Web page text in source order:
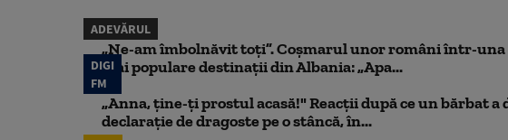
ADEVĂRUL
„Ne-am îmbolnăvit toți”. Coșmarul unor români într-
mai populare destinații din Albania: „Apa...
DIGI
FM
„Anna, ţine-ţi prostul acasă!" Reacţii după ce un bărbat a
declaraţie de dragoste pe o stâncă, în...